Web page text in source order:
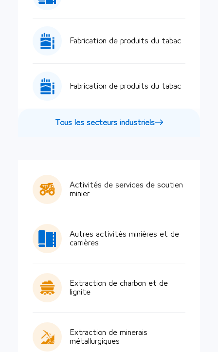
Fabrication de produits du tabac
Fabrication de produits du tabac
Tous les secteurs industriels
Activités de services de soutien
minier
Autres activités minières et de
carrières
Extraction de charbon et de
lignite
Extraction de minerais
métallurgiques